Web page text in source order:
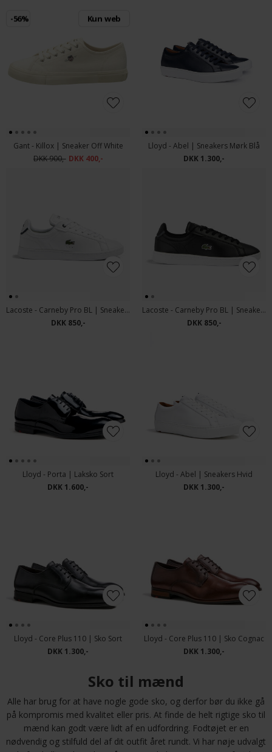
-56% Kun web
Gant - Killox | Sneaker Off White
DKK 900,- DKK 400,-
Lloyd - Abel | Sneakers Mørk Blå
DKK 1.300,-
Lacoste - Carneby Pro BL | Sneakers Hvid
DKK 850,-
Lacoste - Carneby Pro BL | Sneakers 312 Sort
DKK 850,-
Lloyd - Porta | Laksko Sort
DKK 1.600,-
Lloyd - Abel | Sneakers Hvid
DKK 1.300,-
Lloyd - Core Plus 110 | Sko Sort
DKK 1.300,-
Lloyd - Core Plus 110 | Sko Cognac
DKK 1.300,-
Sko til mænd
Alle har brug for at have nogle gode sko, og derfor bør du ikke gå
på kompromis med kvalitet eller pris. At finde de helt rigtige sko til
mænd kan godt være lidt af en udfordring. Fodtøjet er en
nødvendig og stilfuld del af dit outfit året rundt. Vi har nøje udvalgt